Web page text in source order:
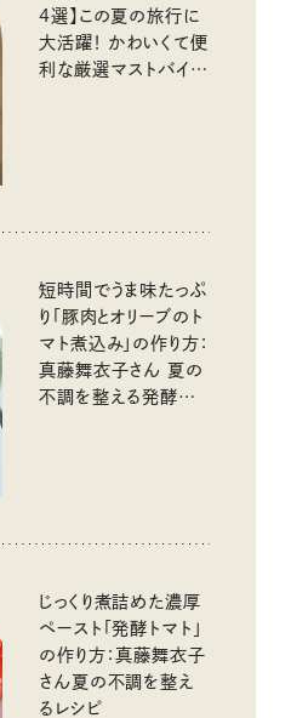
4選】この夏の旅行に
大活躍！ かわいくて便
利な厳選マストバイア
短時間でうま味たっぷ
り「豚肉とオリーブのト
マト煮込み」の作り方：
真藤舞衣子さん 夏の
不調を整える発酵レ
じっくり煮詰めた濃厚
ペースト「発酵トマト」
の作り方：真藤舞衣子
さん夏の不調を整え
るレシピ